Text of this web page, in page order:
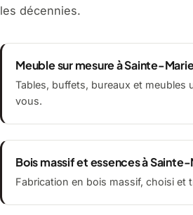
les décennies.
Meuble sur mesure à Sainte-
Tables, buffets, bureaux et meubles
vous.
Bois massif et essences à
Fabrication en bois massif, choisi et